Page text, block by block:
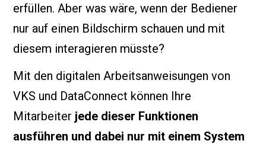
erfüllen. Aber was wäre, wenn der Bediener
nur auf einen Bildschirm schauen und mit
diesem interagieren müsste?
Mit den digitalen Arbeitsanweisungen von
VKS und DataConnect können Ihre
Mitarbeiter jede dieser Funktionen
ausführen und dabei nur mit einem System